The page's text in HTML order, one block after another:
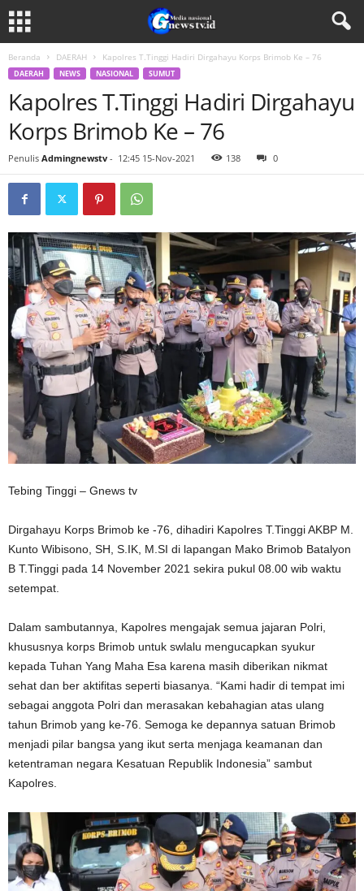
Beranda DAERAH Kapolres T.Tinggi Hadiri Dirgahayu Korps Brimob Ke – 76
DAERAH NEWS NASIONAL SUMUT
Kapolres T.Tinggi Hadiri Dirgahayu
Korps Brimob Ke – 76
Penulis Admingnewstv - 12:45 15-Nov-2021 138 0
Tebing Tinggi – Gnews tv
Dirgahayu Korps Brimob ke -76, dihadiri Kapolres T.Tinggi AKBP M.
Kunto Wibisono, SH, S.IK, M.SI di lapangan Mako Brimob Batalyon
B T.Tinggi pada 14 November 2021 sekira pukul 08.00 wib waktu
setempat.
Dalam sambutannya, Kapolres mengajak semua jajaran Polri,
khususnya korps Brimob untuk swlalu mengucapkan syukur
kepada Tuhan Yang Maha Esa karena masih diberikan nikmat
sehat dan ber aktifitas seperti biasanya. “Kami hadir di tempat imi
sebagai anggota Polri dan merasakan kebahagian atas ulang
tahun Brimob yang ke-76. Semoga ke depannya satuan Brimob
menjadi pilar bangsa yang ikut serta menjaga keamanan dan
ketentraman negara Kesatuan Republik Indonesia” sambut
Kapolres.